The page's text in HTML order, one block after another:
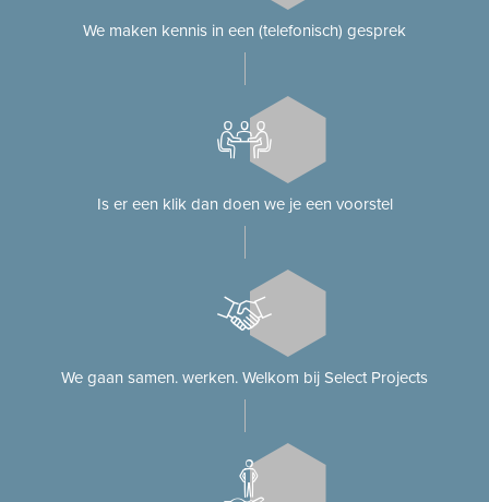
We maken kennis in een (telefonisch) gesprek
Is er een klik dan doen we je een voorstel
We gaan samen. werken. Welkom bij Select Projects